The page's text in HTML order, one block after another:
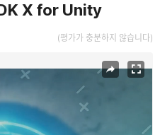
X for Unity
(평가가 충분하지 않습니다)